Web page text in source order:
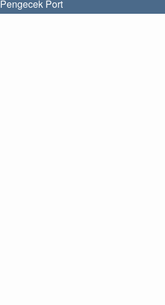
Pengecek Port